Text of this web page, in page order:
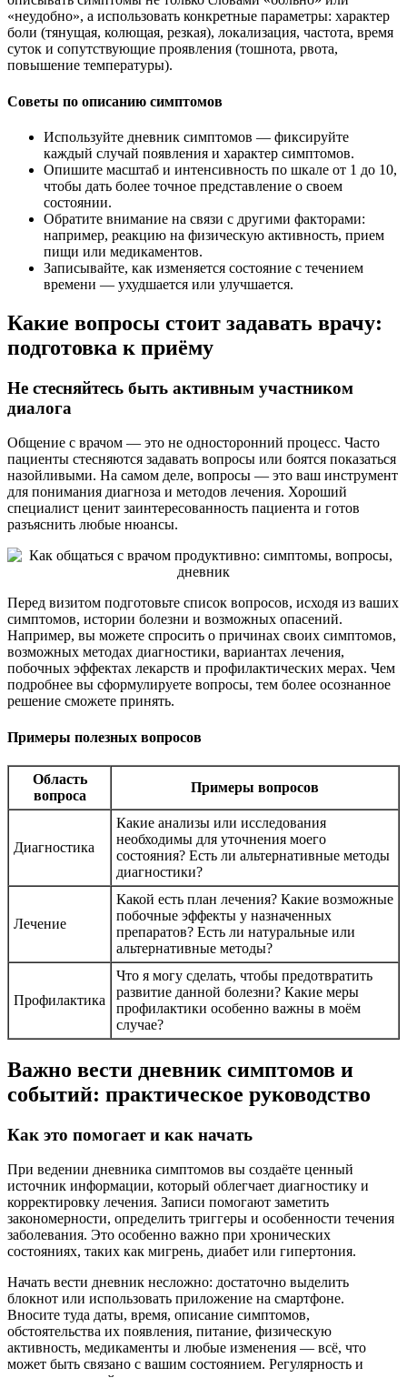
«неудобно», а использовать конкретные параметры: характер
боли (тянущая, колющая, резкая), локализация, частота, время
суток и сопутствующие проявления (тошнота, рвота,
повышение температуры).
Советы по описанию симптомов
Используйте дневник симптомов — фиксируйте
каждый случай появления и характер симптомов.
Опишите масштаб и интенсивность по шкале от 1 до 10,
чтобы дать более точное представление о своем
состоянии.
Обратите внимание на связи с другими факторами:
например, реакцию на физическую активность, прием
пищи или медикаментов.
Записывайте, как изменяется состояние с течением
времени — ухудшается или улучшается.
Какие вопросы стоит задавать врачу:
подготовка к приёму
Не стесняйтесь быть активным участником
диалога
Общение с врачом — это не односторонний процесс. Часто
пациенты стесняются задавать вопросы или боятся показаться
назойливыми. На самом деле, вопросы — это ваш инструмент
для понимания диагноза и методов лечения. Хороший
специалист ценит заинтересованность пациента и готов
разъяснить любые нюансы.
Перед визитом подготовьте список вопросов, исходя из ваших
симптомов, истории болезни и возможных опасений.
Например, вы можете спросить о причинах своих симптомов,
возможных методах диагностики, вариантах лечения,
побочных эффектах лекарств и профилактических мерах. Чем
подробнее вы сформулируете вопросы, тем более осознанное
решение сможете принять.
Примеры полезных вопросов
Область
вопроса
Примеры вопросов
Диагностика
Какие анализы или исследования
необходимы для уточнения моего
состояния? Есть ли альтернативные методы
диагностики?
Лечение
Какой есть план лечения? Какие возможные
побочные эффекты у назначенных
препаратов? Есть ли натуральные или
альтернативные методы?
Профилактика
Что я могу сделать, чтобы предотвратить
развитие данной болезни? Какие меры
профилактики особенно важны в моём
случае?
Важно вести дневник симптомов и
событий: практическое руководство
Как это помогает и как начать
При ведении дневника симптомов вы создаёте ценный
источник информации, который облегчает диагностику и
корректировку лечения. Записи помогают заметить
закономерности, определить триггеры и особенности течения
заболевания. Это особенно важно при хронических
состояниях, таких как мигрень, диабет или гипертония.
Начать вести дневник несложно: достаточно выделить
блокнот или использовать приложение на смартфоне.
Вносите туда даты, время, описание симптомов,
обстоятельства их появления, питание, физическую
активность, медикаменты и любые изменения — всё, что
может быть связано с вашим состоянием. Регулярность и